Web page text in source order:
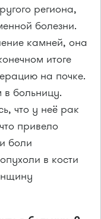
региона,
болезни.
камней, она
итоге
на почке.
больницу.
что у неё рак
привело
боли
в кости